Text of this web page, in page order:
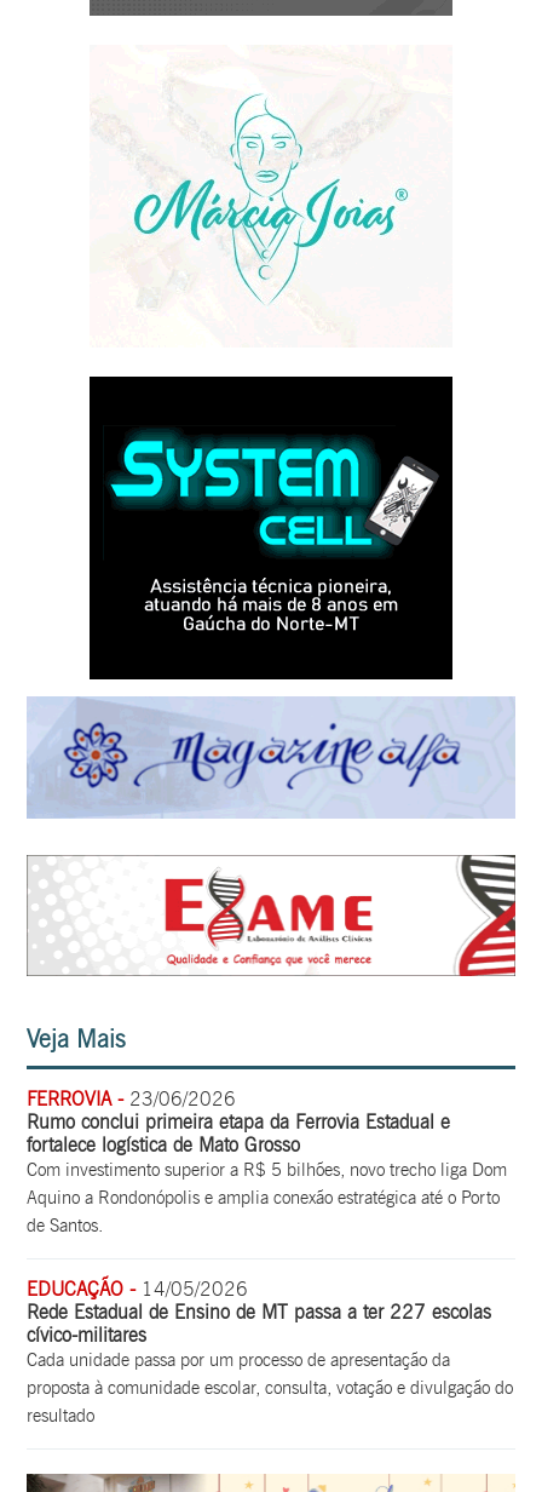
Veja Mais
FERROVIA -23/06/2026
Rumo conclui primeira etapa da Ferrovia Estadual e
fortalece logística de Mato Grosso
Com investimento superior a R$ 5 bilhões, novo trecho liga Dom
Aquino a Rondonópolis e amplia conexão estratégica até o Porto
de Santos.
EDUCAÇÃO -14/05/2026
Rede Estadual de Ensino de MT passa a ter 227 escolas
cívico-militares
Cada unidade passa por um processo de apresentação da
proposta à comunidade escolar, consulta, votação e divulgação do
resultado